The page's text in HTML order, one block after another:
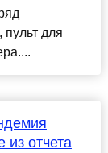
для
отчета